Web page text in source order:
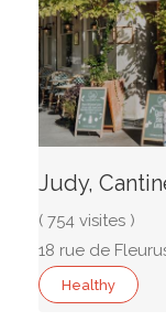
Judy,
( 754 visites )
18 rue de
Healthy